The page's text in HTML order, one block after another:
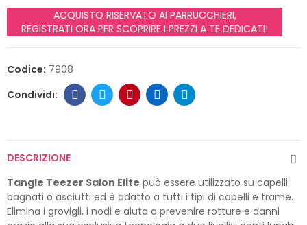
ACQUISTO RISERVATO AI PARRUCCHIERI,
REGISTRATI ORA PER SCOPRIRE I PREZZI A TE DEDICATI!
Codice: 7908
DESCRIZIONE
Tangle Teezer Salon Elite può essere utilizzato su capelli
bagnati o asciutti ed è adatto a tutti i tipi di capelli e trame.
Elimina i grovigli, i nodi e aiuta a prevenire rotture e danni